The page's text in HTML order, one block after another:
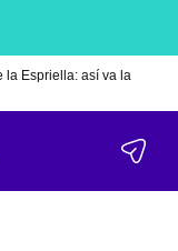
la Espriella: así va la